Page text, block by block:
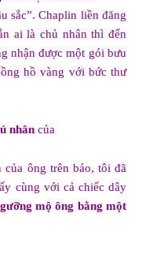
sắc”. Chaplin liền đăng
ai là chủ nhân thì đến
nhận được một gói bưu
hồ vàng với bức thư
nhân của
ông trên báo, tôi đã
cùng với cả chiếc dây
mộ ông bằng một